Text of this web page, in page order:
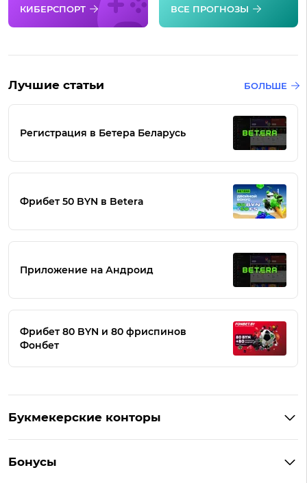
КИБЕРСПОРТ ВСЕ ПРОГНОЗЫ
Лучшие статьи БОЛЬШЕ
Регистрация в Бетера Беларусь
Фрибет 50 BYN в Betera
Приложение на Андроид
Фрибет 80 BYN и 80 фриспинов
Фонбет
Букмекерские конторы
Букмекеры на Андроид
Бонусы